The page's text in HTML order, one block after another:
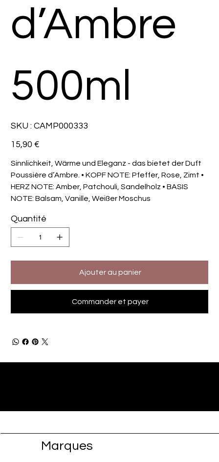
d’Ambre
500ml
SKU : SKU
CAMP000333
CAMP000333
Prix
15,90 €
Sinnlichkeit, Wärme und Eleganz - das bietet der Duft
Poussière d’Ambre. • KOPF NOTE: Pfeffer, Rose, Zimt •
HERZ NOTE: Amber, Patchouli, Sandelholz • BASIS
NOTE: Balsam, Vanille, Weißer Moschus
Quantité
Ajouter au panier
Commander et payer
Marques